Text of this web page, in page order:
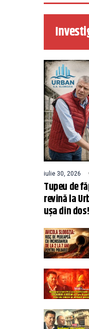
iulie 30, 2026
Tupeu de
revină la
ușa din dos!